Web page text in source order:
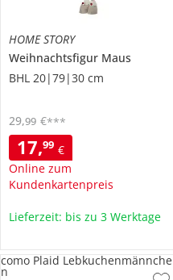
HOME STORY
Weihnachtsfigur Maus
BHL 20|79|30 cm
17,99 €
Online zum
Kundenkartenpreis
29,99 €***
Lieferzeit: bis zu 3 Werktage
como Plaid Lebkuchenmännche
n